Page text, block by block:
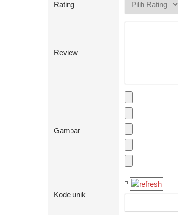
Rating
Review
Gambar
Kode unik